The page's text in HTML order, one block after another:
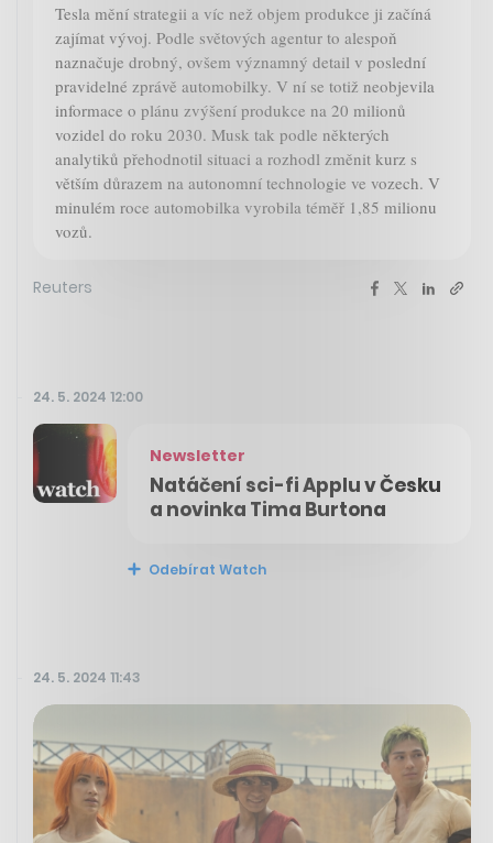
Tesla mění strategii a víc než objem produkce ji začíná
zajímat vývoj. Podle světových agentur to alespoň
naznačuje drobný, ovšem významný detail v poslední
pravidelné zprávě automobilky. V ní se totiž neobjevila
informace o plánu zvýšení produkce na 20 milionů
vozidel do roku 2030. Musk tak podle některých
analytiků přehodnotil situaci a rozhodl změnit kurz s
větším důrazem na autonomní technologie ve vozech. V
minulém roce automobilka vyrobila téměř 1,85 milionu
vozů.
Reuters
24. 5. 2024 12:00
Newsletter
Natáčení sci-fi Applu v Česku
a novinka Tima Burtona
Odebírat Watch
24. 5. 2024 11:43